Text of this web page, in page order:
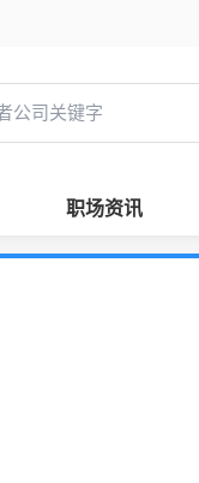
职场资讯